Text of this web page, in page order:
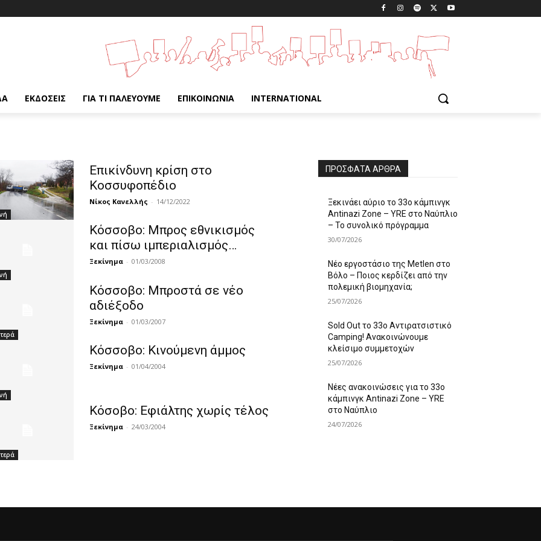
ΕΚΔΌΣΕΙΣ ΓΙΑ ΤΙ ΠΑΛΕΎΟΥΜΕ ΕΠΙΚΟΙΝΩΝΊΑ INTERNATIONAL
Επικίνδυνη κρίση στο
Κοσσυφοπέδιο
Νίκος Κανελλής - 14/12/2022
Κόσσοβο: Μπρος εθνικισμός
και πίσω ιμπεριαλισμός…
Ξεκίνημα - 01/03/2008
Κόσσοβο: Μπροστά σε νέο
αδιέξοδο
Ξεκίνημα - 01/03/2007
Κόσσοβο: Κινούμενη άμμος
Ξεκίνημα - 01/04/2004
Κόσοβο: Εφιάλτης χωρίς τέλος
Ξεκίνημα - 24/03/2004
ΠΡΌΣΦΑΤΑ ΆΡΘΡΑ
Ξεκινάει αύριο το 33ο κάμπινγκ
Antinazi Zone – YRE στο Ναύπλιο
– Το συνολικό πρόγραμμα
30/07/2026
Νέο εργοστάσιο της Metlen στο
Βόλο – Ποιος κερδίζει από την
πολεμική βιομηχανία;
25/07/2026
Sold Out το 33ο Αντιρατσιστικό
Camping! Ανακοινώνουμε
κλείσιμο συμμετοχών
25/07/2026
Νέες ανακοινώσεις για το 33ο
κάμπινγκ Antinazi Zone – YRE
στο Ναύπλιο
24/07/2026